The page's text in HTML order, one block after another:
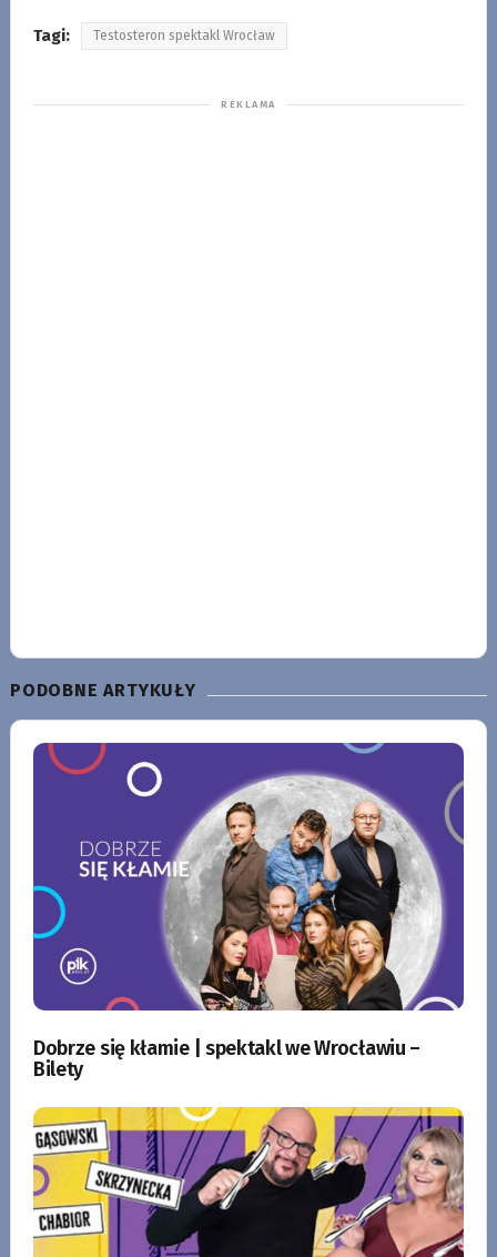
Tagi: Testosteron spektakl Wrocław
PODOBNE ARTYKUŁY
Dobrze się kłamie | spektakl we Wrocławiu –
Bilety